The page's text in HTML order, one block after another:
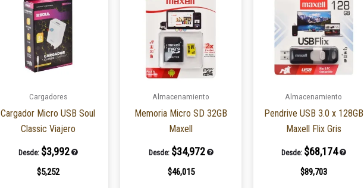
Cargadores
Cargador Micro USB Soul
Classic Viajero
Desde: $3,992
$5,252
Almacenamiento
Memoria Micro SD 32GB
Maxell
Desde: $34,972
$46,015
Almacenamiento
Pendrive USB 3.0 x 128GB
Maxell Flix Gris
Desde: $68,174
$89,703